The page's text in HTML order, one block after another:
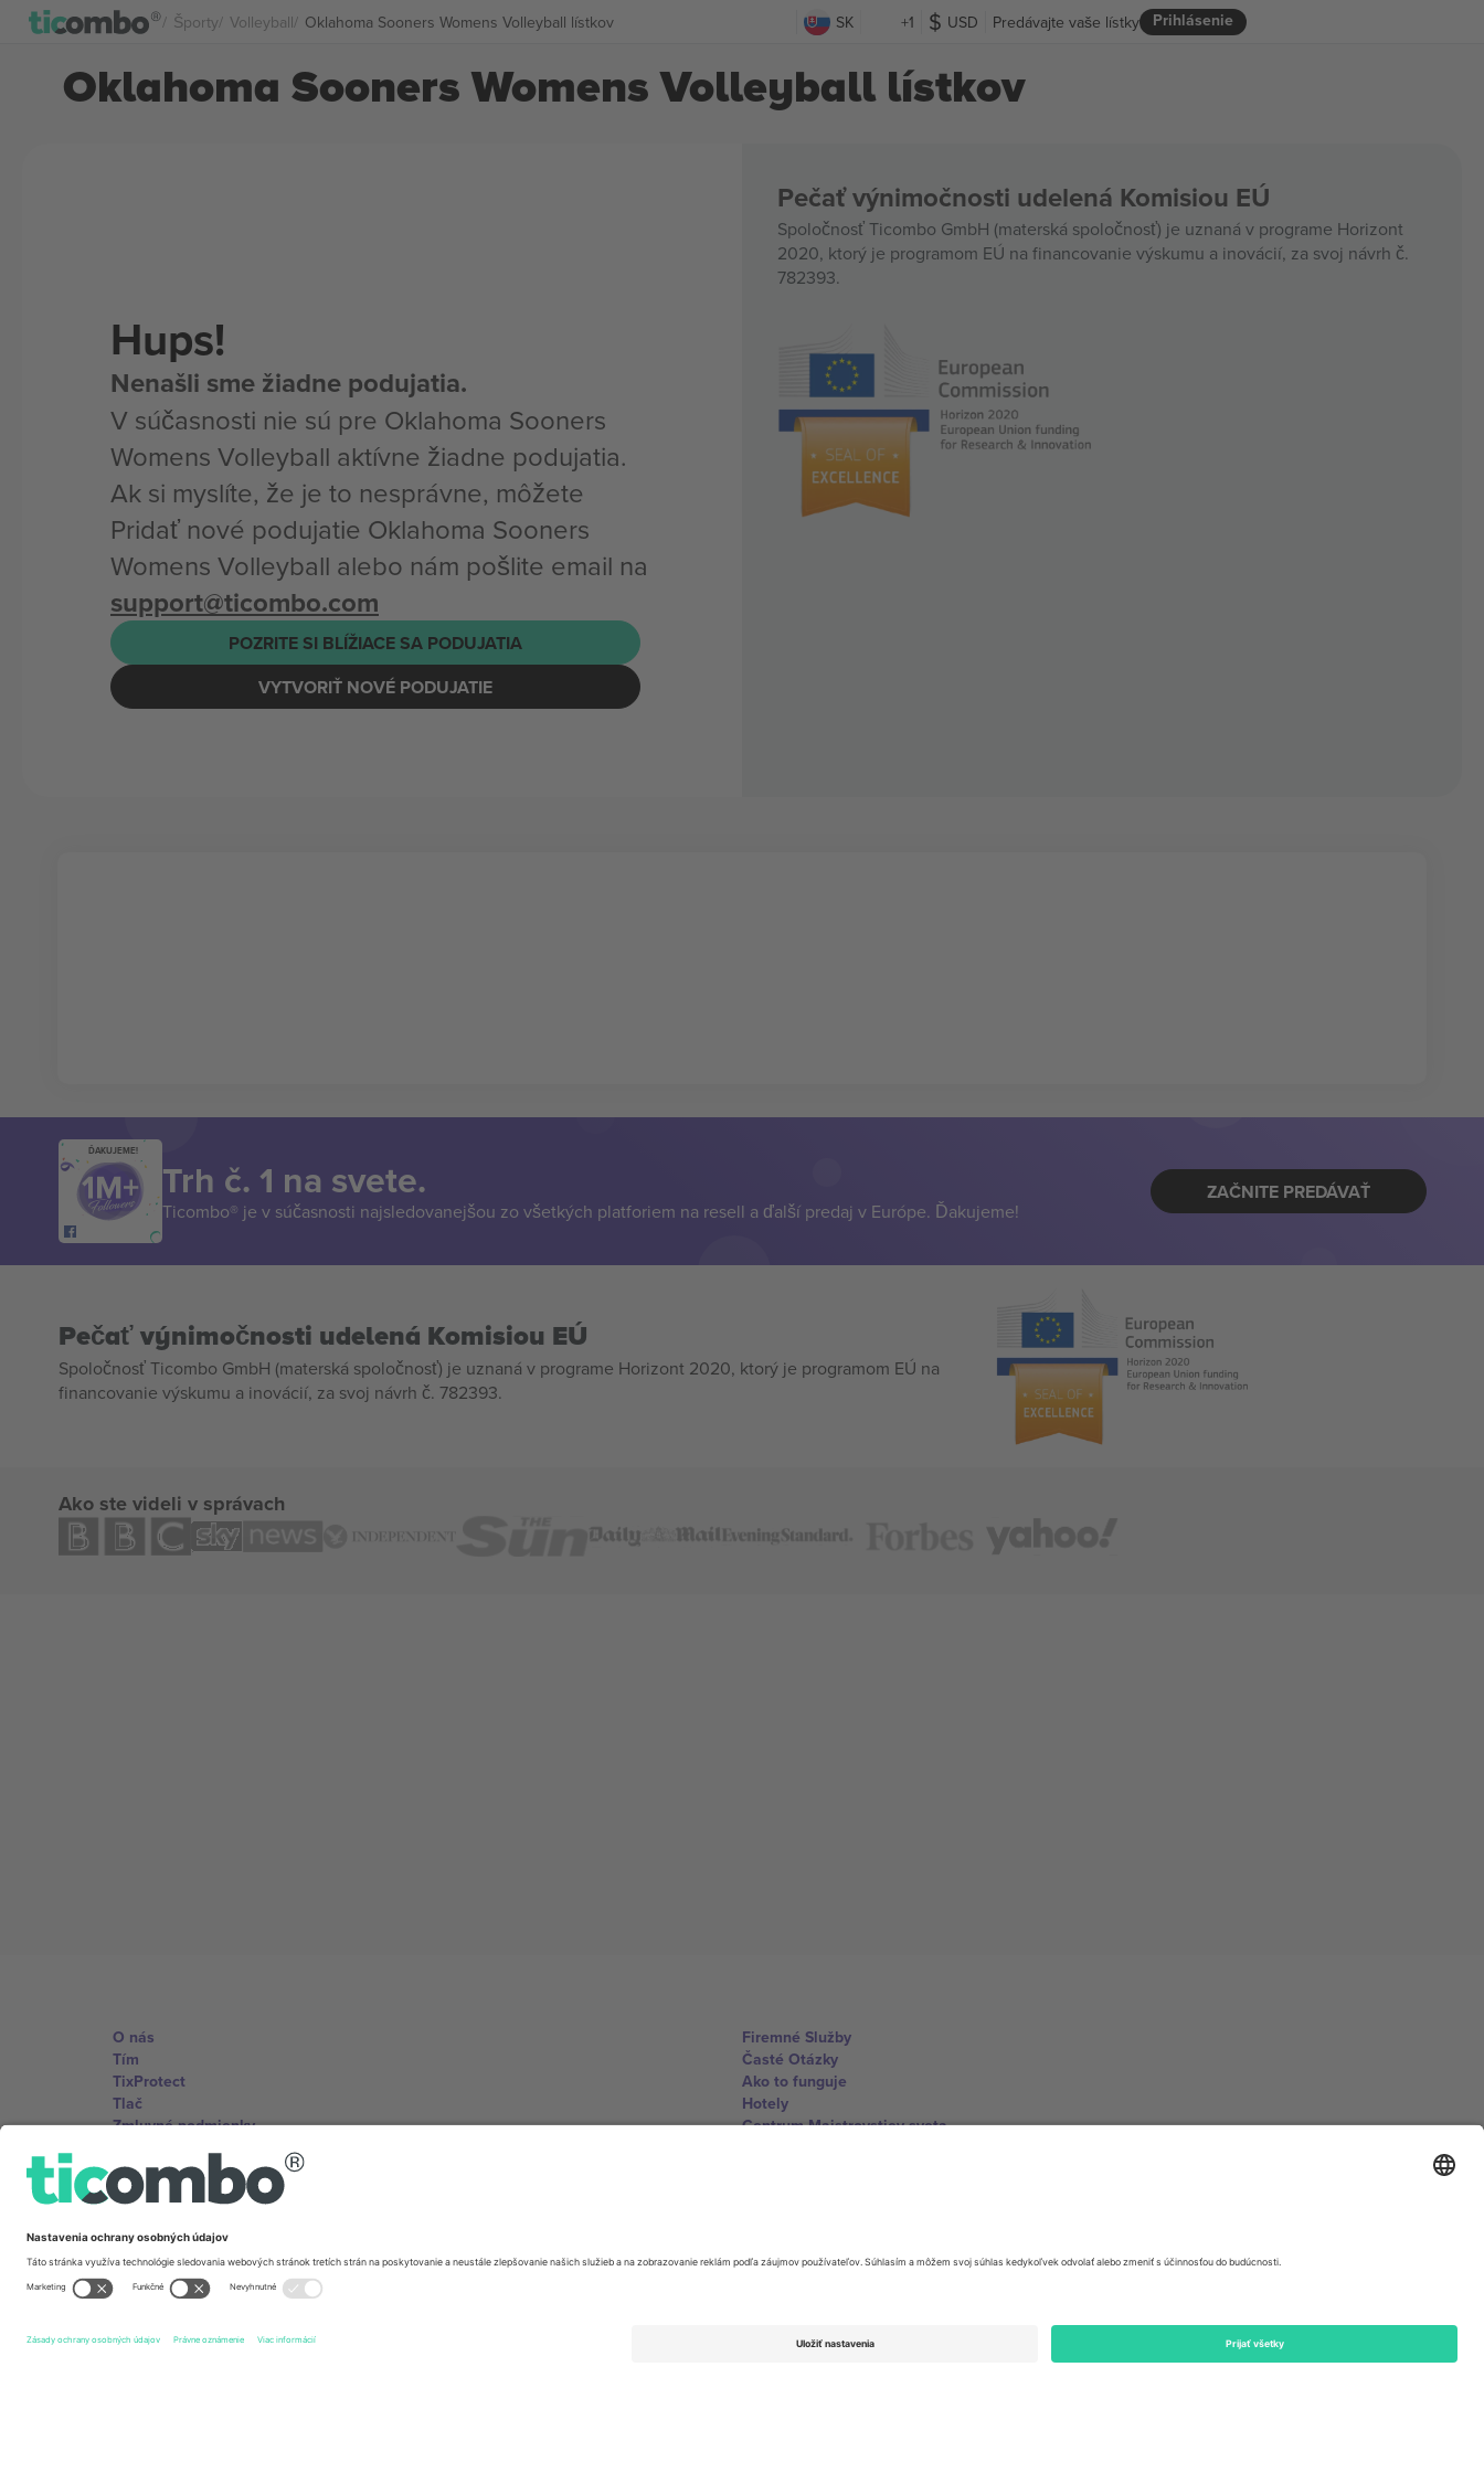
Športy Volleyball Oklahoma Sooners Womens Volleyball lístkov SK +1 USD Prihlásenie
Predávajte vaše lístky
Oklahoma Sooners Womens Volleyball lístkov
Hups!
Nenašli sme žiadne podujatia.
V súčasnosti nie sú pre Oklahoma Sooners
Womens Volleyball aktívne žiadne podujatia.
Ak si myslíte, že je to nesprávne, môžete
Pridať nové podujatie Oklahoma Sooners
Womens Volleyball alebo nám pošlite email na
support@ticombo.com
POZRITE SI BLÍŽIACE SA PODUJATIA
VYTVORIŤ NOVÉ PODUJATIE
Pečať výnimočnosti udelená Komisiou EÚ
Spoločnosť Ticombo GmbH (materská spoločnosť) je uznaná v programe Horizont
2020, ktorý je programom EÚ na financovanie výskumu a inovácií, za svoj návrh č.
782393.
ĎAKUJEME!
Trh č. 1 na svete.
Ticombo® je v súčasnosti najsledovanejšou zo všetkých platforiem na resell a ďalší predaj v Európe. Ďakujeme!
ZAČNITE PREDÁVAŤ
Pečať výnimočnosti udelená Komisiou EÚ
Spoločnosť Ticombo GmbH (materská spoločnosť) je uznaná v programe Horizont 2020, ktorý je programom EÚ na
financovanie výskumu a inovácií, za svoj návrh č. 782393.
Ako ste videli v správach
O nás
Tím
TixProtect
Tlač
Zmluvné podmienky
Partnerský program
Firemné Služby
Časté Otázky
Ako to funguje
Hotely
Centrum Majstrovstiev sveta